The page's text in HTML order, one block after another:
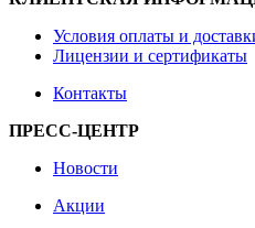
Условия оплаты и
Лицензии и сертификаты
Контакты
ПРЕСС-ЦЕНТР
Новости
Акции